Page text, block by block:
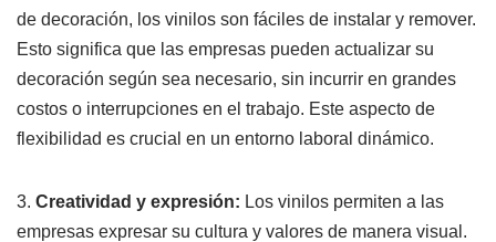
de decoración, los vinilos son fáciles de instalar y remover.
Esto significa que las empresas pueden actualizar su
decoración según sea necesario, sin incurrir en grandes
costos o interrupciones en el trabajo. Este aspecto de
flexibilidad es crucial en un entorno laboral dinámico.
3. Creatividad y expresión: Los vinilos permiten a las
empresas expresar su cultura y valores de manera visual.